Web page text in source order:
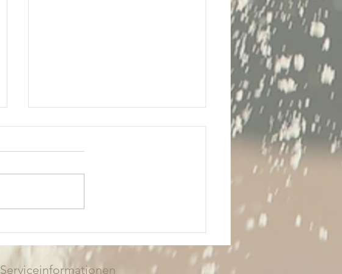
Die schönsten Strände rund
Heiligenhafen und Fehmarn
flaches Wasser und die Nähe zu
idealen Ziel fü
Serviceinformationen